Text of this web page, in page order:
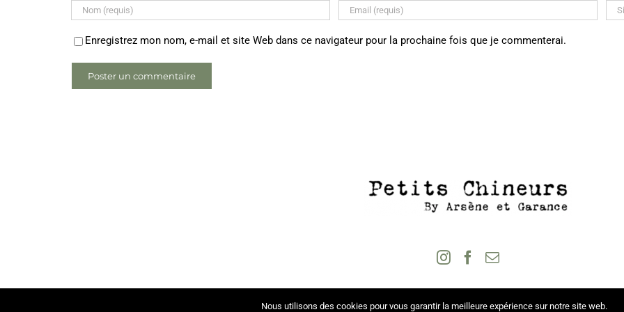
Enregistrez mon nom, e-mail et site Web dans ce navigateur pour la prochaine fois que je commenterai.
Nous utilisons des cookies pour vous garantir la meilleure expérience sur notre site web.